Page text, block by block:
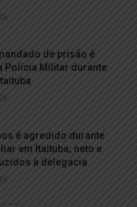
de prisão é
Polícia Militar durante
é agredido durante
em Itaituba; neto e
à delegacia